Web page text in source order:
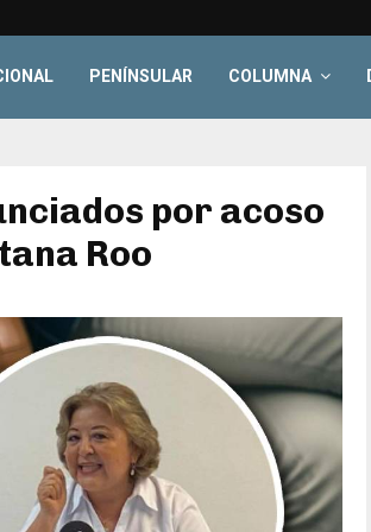
PENÍNSULAR COLUMNA
por acoso
Roo